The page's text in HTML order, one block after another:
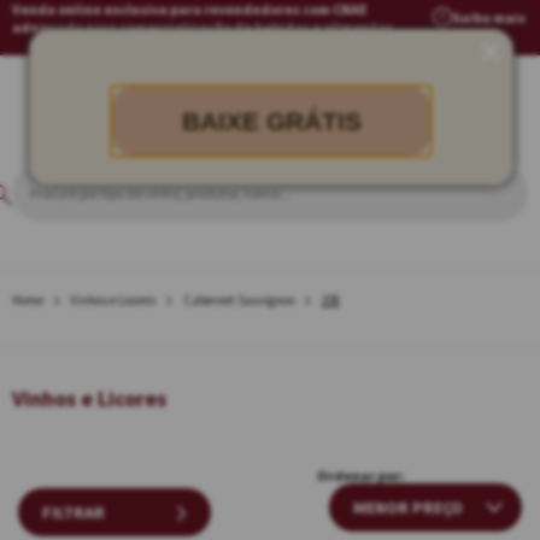
BAIXE GRÁTIS
Venda online exclusiva para revendedores com CNAE
adequado para comercialização de bebidas e alimentos
Saiba mais
Vinhos e Licores Cabernet Sauvignon 208
Vinhos e Licores
FILTRAR
Ordenar por: